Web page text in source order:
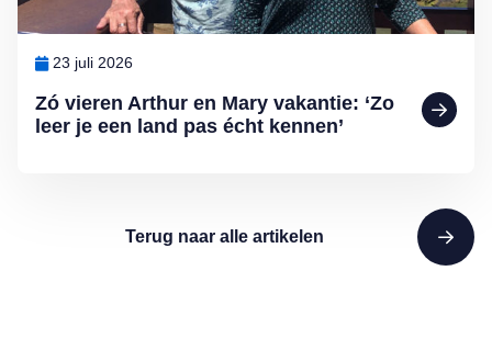
Zó vieren Arthur en Mary vakantie: ‘Zo
leer je een land pas écht kennen’
23 juli 2026
Terug naar alle artikelen